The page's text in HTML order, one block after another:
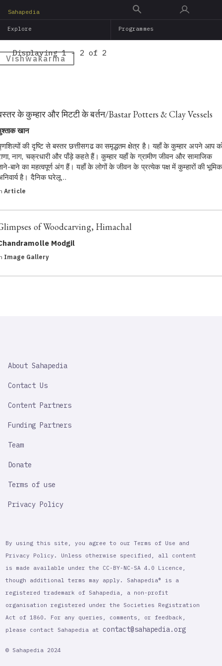
main
Sahapedia
Explore Programmes
Vishwakarma
Displaying 1 - 2 of 2
के कुम्हार और मिटटी के बर्तन/Bastar Potters & Clay Vessels
खान
की दृष्टि से बस्तर छत्तीसगढ का समृद्धतम क्षेत्र है। यहाँ के कुम्हार अपने आप
नाग, चक्रधारी और पाँड़े कहते हैं। कुम्हार यहाँ के ग्रामीण जीवन और सामाजिक
बाने का महत्वपूर्ण अंग हैं। यहाँ के लोगों के जीवन के प्रत्येक पक्ष में कुम्हारों की
है। दैनिक घरेलू…
Article
of Woodcarving, Himachal
Modgil
Image Gallery
IMPORTANT
About Sahapedia
Contact Us
Content Partners
Funding Partners
Team
Donate
Terms of use
Privacy Policy
By using this site, you agree to our Terms of Use and
Privacy Policy. Unless otherwise specified, all content
is made available under the CC-BY-NC-SA 4.0 Licence,
though additional terms may apply. Sahapedia® is a
registered trademark of Sahapedia, a non-profit
organisation registered under the Societies Registration
Act of 1860. For any queries, comments, or feedback,
please contact Sahapedia at contact@sahapedia.org
© Sahapedia 2024